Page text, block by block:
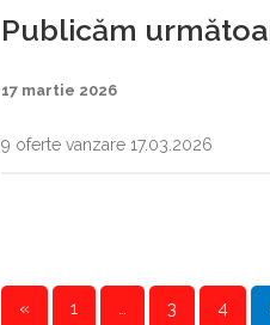
Publicăm
17 martie 2026
9 oferte vanzare 17.03.2026
« 1 3 4